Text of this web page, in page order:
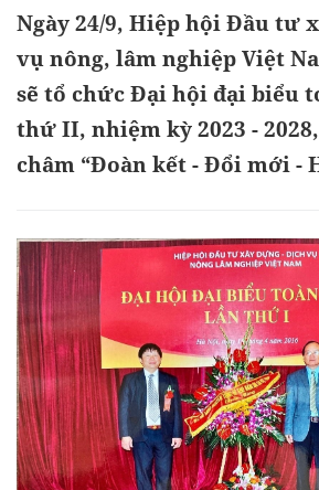
Ngày 24/9, Hiệp hội Đầu tư
vụ nông, lâm nghiệp Việt
sẽ tổ chức Đại hội đại biểu
thứ II, nhiệm kỳ 2023 -
châm “Đoàn kết - Đổi mới -